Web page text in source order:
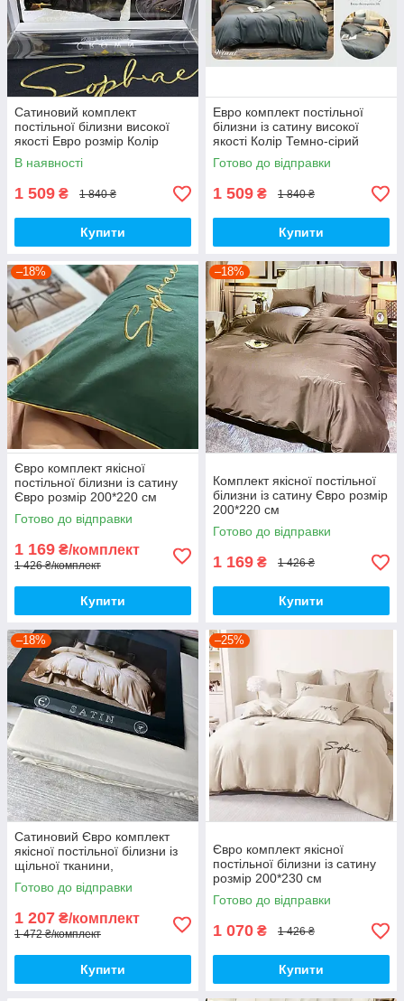
Сатиновий комплект
постільної білизни високої
якості Евро розмір Колір
Графіт
В наявності
1 509 ₴ 1 840 ₴
Купити
Евро комплект постільної
білизни із сатину високої
якості Колір Темно-сірий
Готово до відправки
1 509 ₴ 1 840 ₴
Купити
–18%
Євро комплект якісної
постільної білизни із сатину
Євро розмір 200*220 см
Готово до відправки
1 169 ₴/комплект
1 426 ₴/комплект
Купити
–18%
Комплект якісної постільної
білизни із сатину Євро розмір
200*220 см
Готово до відправки
1 169 ₴ 1 426 ₴
Купити
–18%
Сатиновий Євро комплект
якісної постільної білизни із
щільної тканини,
підодіяльник 200х220
Готово до відправки
1 207 ₴/комплект
1 472 ₴/комплект
Купити
–25%
Євро комплект якісної
постільної білизни із сатину
розмір 200*230 см
Готово до відправки
1 070 ₴ 1 426 ₴
Купити